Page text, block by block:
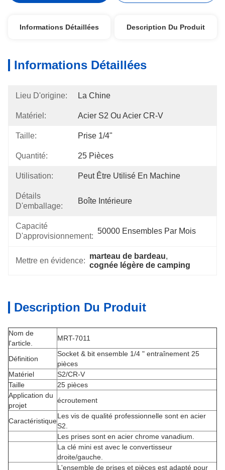
Informations Détaillées Description Du Produit
Informations Détaillées
Lieu D'origine: La Chine
Matériel: Acier S2 Ou Acier CR-V
Taille: Prise 1/4"
Quantité: 25 Pièces
Utilisation: Peut Être Utilisé En Machine
Détails
D'emballage:
Boîte Intérieure
Capacité
D'approvisionnement:
50000 Ensembles Par Mois
Mettre en évidence:
marteau de bardeau,
cognée légère de camping
Description Du Produit
Nom de
l'article.
MRT-7011
Définition
Socket & bit ensemble 1/4 " entraînement 25
pièces
Matériel
S2/CR-V
Taille
25 pièces
Application du
projet
écroutement
Caractéristique
Les vis de qualité professionnelle sont en acier
S2.
Les prises sont en acier chrome vanadium.
La clé mini est avec le convertisseur
droite/gauche.
L'ensemble de prises et pièces est adapté pour